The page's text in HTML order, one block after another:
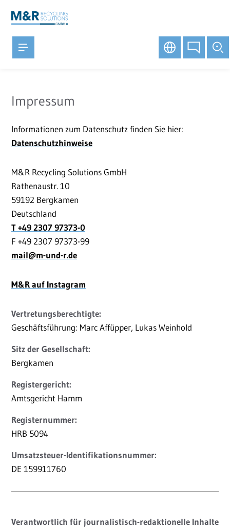
Impressum
Informationen zum Datenschutz finden Sie hier:
Datenschutzhinweise
M&R Recycling Solutions GmbH
Rathenaustr. 10
59192 Bergkamen
Deutschland
T +49 2307 97373-0
F +49 2307 97373-99
mail@m-und-r.de
M&R auf Instagram
Vertretungsberechtigte:
Geschäftsführung: Marc Affüpper, Lukas Weinhold
Sitz der Gesellschaft:
Bergkamen
Registergericht:
Amtsgericht Hamm
Registernummer:
HRB 5094
Umsatzsteuer-Identifikationsnummer:
DE 159911760
Verantwortlich für journalistisch-redaktionelle Inhalte